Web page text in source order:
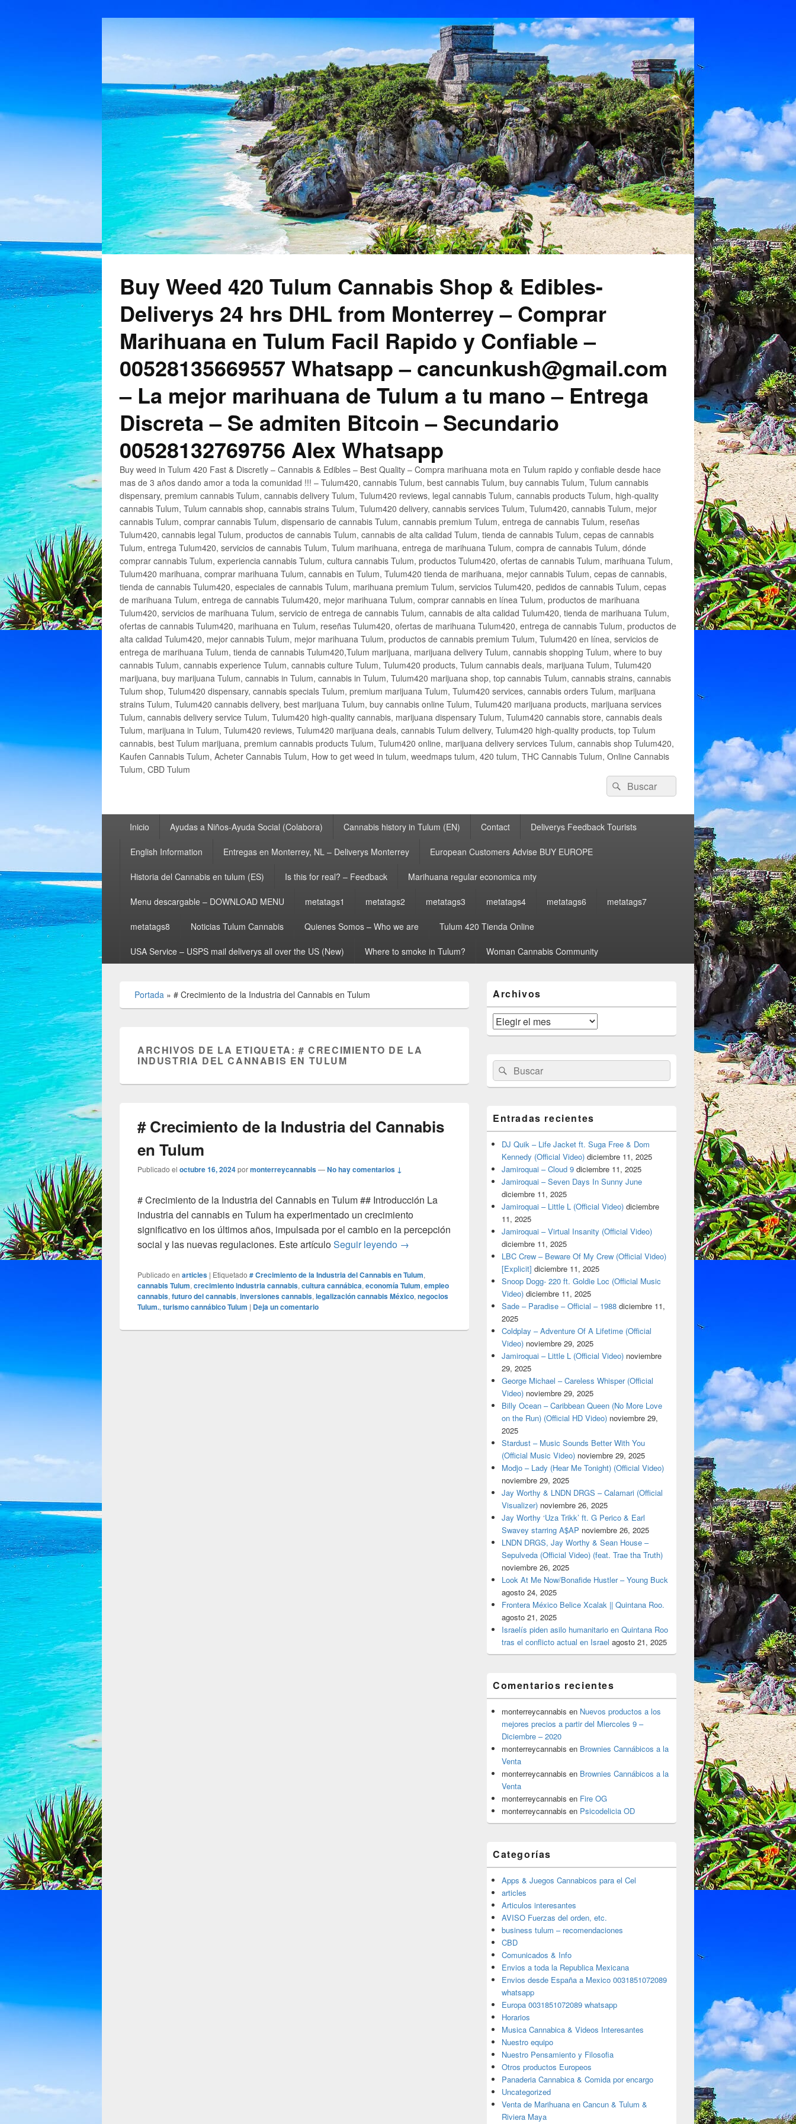
Buy Weed 420 Tulum Cannabis Shop & Edibles-
Deliverys 24 hrs DHL from Monterrey – Comprar
Marihuana en Tulum Facil Rapido y Confiable –
00528135669557 Whatsapp – cancunkush@gmail.com
– La mejor marihuana de Tulum a tu mano – Entrega
Discreta – Se admiten Bitcoin – Secundario
00528132769756 Alex Whatsapp
Buy weed in Tulum 420 Fast & Discretly – Cannabis & Edibles – Best Quality – Compra marihuana mota en Tulum rapido y confiable desde hace
mas de 3 años dando amor a toda la comunidad !!! – Tulum420, cannabis Tulum, best cannabis Tulum, buy cannabis Tulum, Tulum cannabis
dispensary, premium cannabis Tulum, cannabis delivery Tulum, Tulum420 reviews, legal cannabis Tulum, cannabis products Tulum, high-quality
cannabis Tulum, Tulum cannabis shop, cannabis strains Tulum, Tulum420 delivery, cannabis services Tulum, Tulum420, cannabis Tulum, mejor
cannabis Tulum, comprar cannabis Tulum, dispensario de cannabis Tulum, cannabis premium Tulum, entrega de cannabis Tulum, reseñas
Tulum420, cannabis legal Tulum, productos de cannabis Tulum, cannabis de alta calidad Tulum, tienda de cannabis Tulum, cepas de cannabis
Tulum, entrega Tulum420, servicios de cannabis Tulum, Tulum marihuana, entrega de marihuana Tulum, compra de cannabis Tulum, dónde
comprar cannabis Tulum, experiencia cannabis Tulum, cultura cannabis Tulum, productos Tulum420, ofertas de cannabis Tulum, marihuana Tulum,
Tulum420 marihuana, comprar marihuana Tulum, cannabis en Tulum, Tulum420 tienda de marihuana, mejor cannabis Tulum, cepas de cannabis,
tienda de cannabis Tulum420, especiales de cannabis Tulum, marihuana premium Tulum, servicios Tulum420, pedidos de cannabis Tulum, cepas
de marihuana Tulum, entrega de cannabis Tulum420, mejor marihuana Tulum, comprar cannabis en línea Tulum, productos de marihuana
Tulum420, servicios de marihuana Tulum, servicio de entrega de cannabis Tulum, cannabis de alta calidad Tulum420, tienda de marihuana Tulum,
ofertas de cannabis Tulum420, marihuana en Tulum, reseñas Tulum420, ofertas de marihuana Tulum420, entrega de cannabis Tulum, productos de
alta calidad Tulum420, mejor cannabis Tulum, mejor marihuana Tulum, productos de cannabis premium Tulum, Tulum420 en línea, servicios de
entrega de marihuana Tulum, tienda de cannabis Tulum420,Tulum marijuana, marijuana delivery Tulum, cannabis shopping Tulum, where to buy
cannabis Tulum, cannabis experience Tulum, cannabis culture Tulum, Tulum420 products, Tulum cannabis deals, marijuana Tulum, Tulum420
marijuana, buy marijuana Tulum, cannabis in Tulum, cannabis in Tulum, Tulum420 marijuana shop, top cannabis Tulum, cannabis strains, cannabis
Tulum shop, Tulum420 dispensary, cannabis specials Tulum, premium marijuana Tulum, Tulum420 services, cannabis orders Tulum, marijuana
strains Tulum, Tulum420 cannabis delivery, best marijuana Tulum, buy cannabis online Tulum, Tulum420 marijuana products, marijuana services
Tulum, cannabis delivery service Tulum, Tulum420 high-quality cannabis, marijuana dispensary Tulum, Tulum420 cannabis store, cannabis deals
Tulum, marijuana in Tulum, Tulum420 reviews, Tulum420 marijuana deals, cannabis Tulum delivery, Tulum420 high-quality products, top Tulum
cannabis, best Tulum marijuana, premium cannabis products Tulum, Tulum420 online, marijuana delivery services Tulum, cannabis shop Tulum420,
Kaufen Cannabis Tulum, Acheter Cannabis Tulum, How to get weed in tulum, weedmaps tulum, 420 tulum, THC Cannabis Tulum, Online Cannabis
Tulum, CBD Tulum
Buscar
por:
Buscar
principalInicio Ayudas a Niños-Ayuda Social (Colabora) Cannabis history in Tulum (EN) Contact Deliverys Feedback Tourists
English Information Entregas en Monterrey, NL – Deliverys Monterrey European Customers Advise BUY EUROPE
Historia del Cannabis en tulum (ES) Is this for real? – Feedback Marihuana regular economica mty
Menu descargable – DOWNLOAD MENU metatags1 metatags2 metatags3 metatags4 metatags6 metatags7
metatags8 Noticias Tulum Cannabis Quienes Somos – Who we are Tulum 420 Tienda Online
USA Service – USPS mail deliverys all over the US (New) Where to smoke in Tulum? Woman Cannabis Community
Portada » # Crecimiento de la Industria del Cannabis en Tulum
ARCHIVOS DE LA ETIQUETA:# CRECIMIENTO DE LA
INDUSTRIA DEL CANNABIS EN TULUM
# Crecimiento de la Industria del Cannabis
en Tulum
Publicado el octubre 16, 2024pormonterreycannabis—No hay comentarios ↓
# Crecimiento de la Industria del Cannabis en Tulum ## Introducción La
industria del cannabis en Tulum ha experimentado un crecimiento
significativo en los últimos años, impulsada por el cambio en la percepción
social y las nuevas regulaciones. Este artículoSeguir leyendo # Crecimiento de la Industria del Cannabis en Tulum
→
Publicado en articles | Etiquetado # Crecimiento de la Industria del Cannabis en Tulum,
cannabis Tulum, crecimiento industria cannabis, cultura cannábica, economía Tulum, empleo
cannabis, futuro del cannabis, inversiones cannabis, legalización cannabis México, negocios
Tulum., turismo cannábico Tulum | Deja un comentario
área
de
widget
barra
lateral
Archivos
Archivos
Buscar
por:
Buscar
Entradas recientes
DJ Quik – Life Jacket ft. Suga Free & Dom
Kennedy (Official Video) diciembre 11, 2025
Jamiroquai – Cloud 9 diciembre 11, 2025
Jamiroquai – Seven Days In Sunny June
diciembre 11, 2025
Jamiroquai – Little L (Official Video) diciembre
11, 2025
Jamiroquai – Virtual Insanity (Official Video)
diciembre 11, 2025
LBC Crew – Beware Of My Crew (Official Video)
[Explicit] diciembre 11, 2025
Snoop Dogg- 220 ft. Goldie Loc (Official Music
Video) diciembre 11, 2025
Sade – Paradise – Official – 1988 diciembre 11,
2025
Coldplay – Adventure Of A Lifetime (Official
Video) noviembre 29, 2025
Jamiroquai – Little L (Official Video) noviembre
29, 2025
George Michael – Careless Whisper (Official
Video) noviembre 29, 2025
Billy Ocean – Caribbean Queen (No More Love
on the Run) (Official HD Video) noviembre 29,
2025
Stardust – Music Sounds Better With You
(Official Music Video) noviembre 29, 2025
Modjo – Lady (Hear Me Tonight) (Official Video)
noviembre 29, 2025
Jay Worthy & LNDN DRGS – Calamari (Official
Visualizer) noviembre 26, 2025
Jay Worthy ‘Uza Trikk’ ft. G Perico & Earl
Swavey starring A$AP noviembre 26, 2025
LNDN DRGS, Jay Worthy & Sean House –
Sepulveda (Official Video) (feat. Trae tha Truth)
noviembre 26, 2025
Look At Me Now/Bonafide Hustler – Young Buck
agosto 24, 2025
Frontera México Belice Xcalak || Quintana Roo.
agosto 21, 2025
Israelís piden asilo humanitario en Quintana Roo
tras el conflicto actual en Israel agosto 21, 2025
Comentarios recientes
monterreycannabis en Nuevos productos a los
mejores precios a partir del Miercoles 9 –
Diciembre – 2020
monterreycannabis en Brownies Cannábicos a la
Venta
monterreycannabis en Brownies Cannábicos a la
Venta
monterreycannabis en Fire OG
monterreycannabis en Psicodelicia OD
Categorías
Apps & Juegos Cannabicos para el Cel
articles
Articulos interesantes
AVISO Fuerzas del orden, etc.
business tulum – recomendaciones
CBD
Comunicados & Info
Envios a toda la Republica Mexicana
Envios desde España a Mexico 0031851072089
whatsapp
Europa 0031851072089 whatsapp
Horarios
Musica Cannabica & Videos Interesantes
Nuestro equipo
Nuestro Pensamiento y Filosofia
Otros productos Europeos
Panaderia Cannabica & Comida por encargo
Uncategorized
Venta de Marihuana en Cancun & Tulum &
Riviera Maya